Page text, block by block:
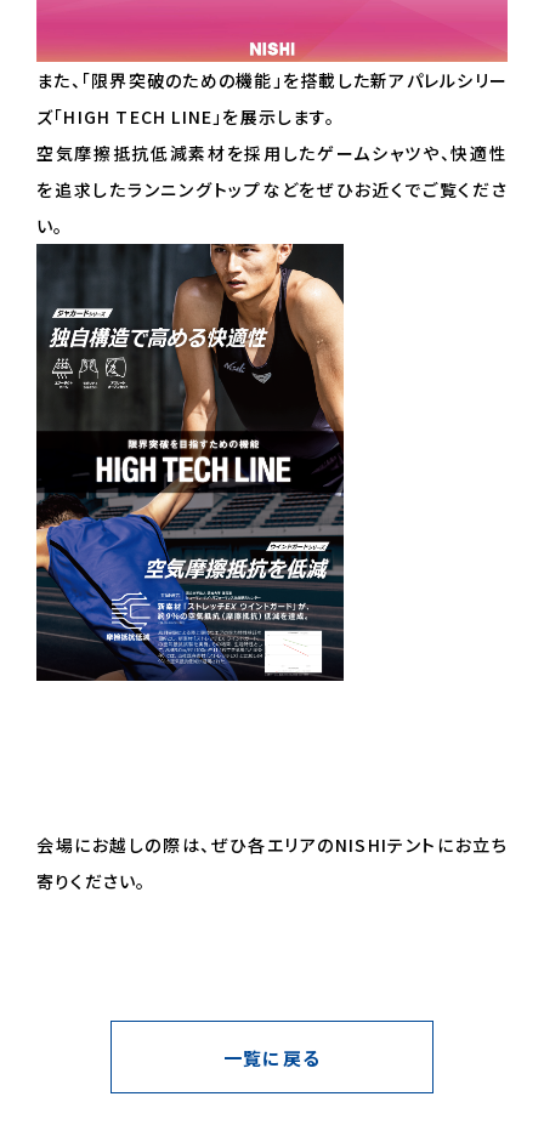
ニシ・スポーツについて
陸上競技事業
アパレル事業
トレーニング事業
English
Check in NISHI
また、「限界突破のための機能」を搭載した新アパレルシリー
ズ「HIGH TECH LINE」を展示します。
空気摩擦抵抗低減素材を採用したゲームシャツや、快適性
を追求したランニングトップなどをぜひお近くでご覧くださ
い。
会場にお越しの際は、ぜひ各エリアのNISHIテントにお立ち
寄りください。
一覧に戻る